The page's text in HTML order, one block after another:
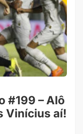
#199 – Alô
Vinícius aí!